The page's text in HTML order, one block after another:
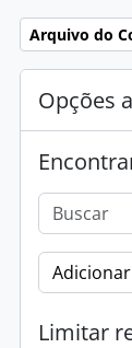
Remover
Arquivo do
Opções
Limitar